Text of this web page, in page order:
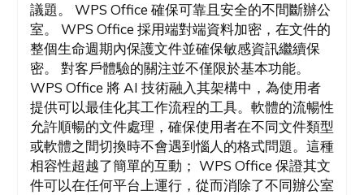
議題。 WPS Office 確保可靠且安全的不間斷辦公
室。 WPS Office 採用端對端資料加密，在文件的
整個生命週期內保護文件並確保敏感資訊繼續保
密。 對客戶體驗的關注並不僅限於基本功能。
WPS Office 將 AI 技術融入其架構中，為使用者
提供可以最佳化其工作流程的工具。軟體的流暢性
允許順暢的文件處理，確保使用者在不同文件類型
或軟體之間切換時不會遇到惱人的格式問題。這種
相容性超越了簡單的互動； WPS Office 保證其文
件可以在任何平台上運行，從而消除了不同辦公室